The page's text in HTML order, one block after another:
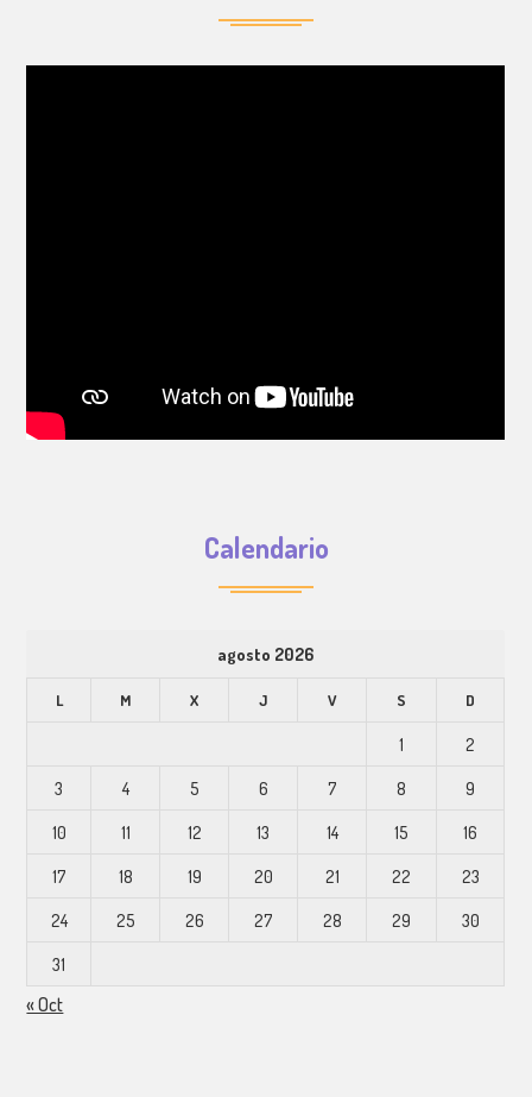
Calendario
agosto 2026
L M X J V S D
1 2
3 4 5 6 7 8 9
10 11 12 13 14 15 16
17 18 19 20 21 22 23
24 25 26 27 28 29 30
31
« Oct